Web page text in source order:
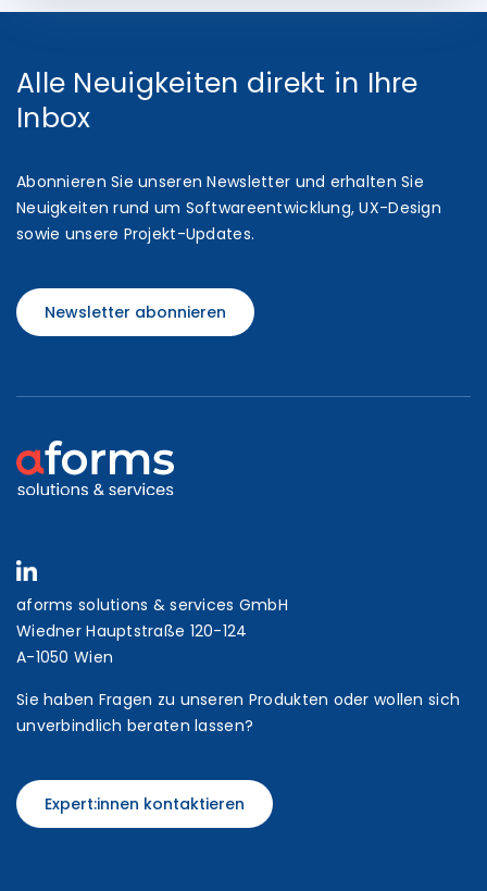
Alle Neuigkeiten direkt in Ihre
Inbox
Abonnieren Sie unseren Newsletter und erhalten Sie
Neuigkeiten rund um Softwareentwicklung, UX-Design
sowie unsere Projekt-Updates.
Newsletter abonnieren
aforms solutions & services GmbH
Wiedner Hauptstraße 120-124
A-1050 Wien
Sie haben Fragen zu unseren Produkten oder wollen sich
unverbindlich beraten lassen?
Expert:innen kontaktieren